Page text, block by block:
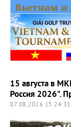
15 августа в
Россия 2026".
07.08.2026 15:24:31